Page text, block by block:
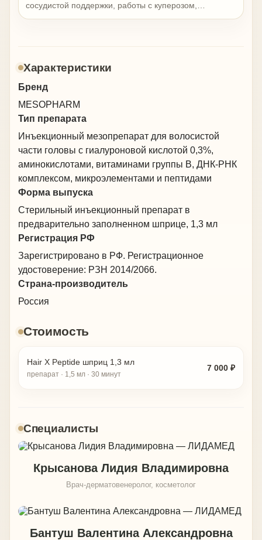
сосудистой поддержки, работы с куперозом,
покраснением, отёчностью и нарушением
кожи и тканей в составе комплексных
Характеристики
Бренд
MESOPHARM
Тип препарата
Инъекционный мезопрепарат для волосистой
части головы с гиалуроновой кислотой 0,3%,
аминокислотами, витаминами группы B, ДНК-РНК
комплексом, микроэлементами и пептидами
Форма выпуска
Стерильный инъекционный препарат в
предварительно заполненном шприце, 1,3 мл
Регистрация РФ
Зарегистрировано в РФ. Регистрационное
удостоверение: РЗН 2014/2066.
Страна-производитель
Россия
Стоимость
Hair X Peptide шприц 1,3 мл
препарат · 1,5 мл · 30 минут
7 000 ₽
Специалисты
Крысанова Лидия Владимировна
Врач-дерматовенеролог, косметолог
Бантуш Валентина Александровна